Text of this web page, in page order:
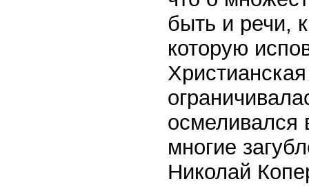
быть и речи,
которую
осмеливался
многие
Николай